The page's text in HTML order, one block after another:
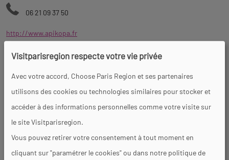
06 21 09 37 50
http://www.apikopa.fr
Jours et horaires d'ouverture
Ouvert les week-ends et jours féries -
Groupes et entreprises en semaine
7j/7 pendant les vacances - Sur réservation uniquement.
Visitparisregion respecte votre vie privée
Avec votre accord, Choose Paris Region et ses partenaires
utilisons des cookies ou technologies similaires pour stocker et
accéder à des informations personnelles comme votre visite sur
le site Visitparisregion.
Vous pouvez retirer votre consentement à tout moment en
cliquant sur "paramétrer le cookies" ou dans notre politique de